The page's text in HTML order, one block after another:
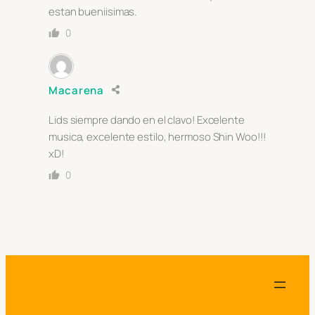
estan bueniisimas.
0
Macarena
Lids siempre dando en el clavo! Excelente
musica, excelente estilo, hermoso Shin Woo!!!
xD!
0